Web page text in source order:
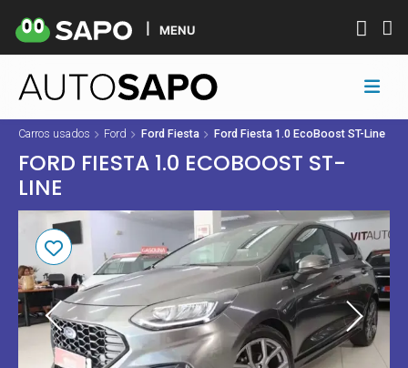
MENU
Carros usados Ford Ford Fiesta Ford Fiesta 1.0 EcoBoost ST-Line
FORD FIESTA 1.0 ECOBOOST ST-
LINE